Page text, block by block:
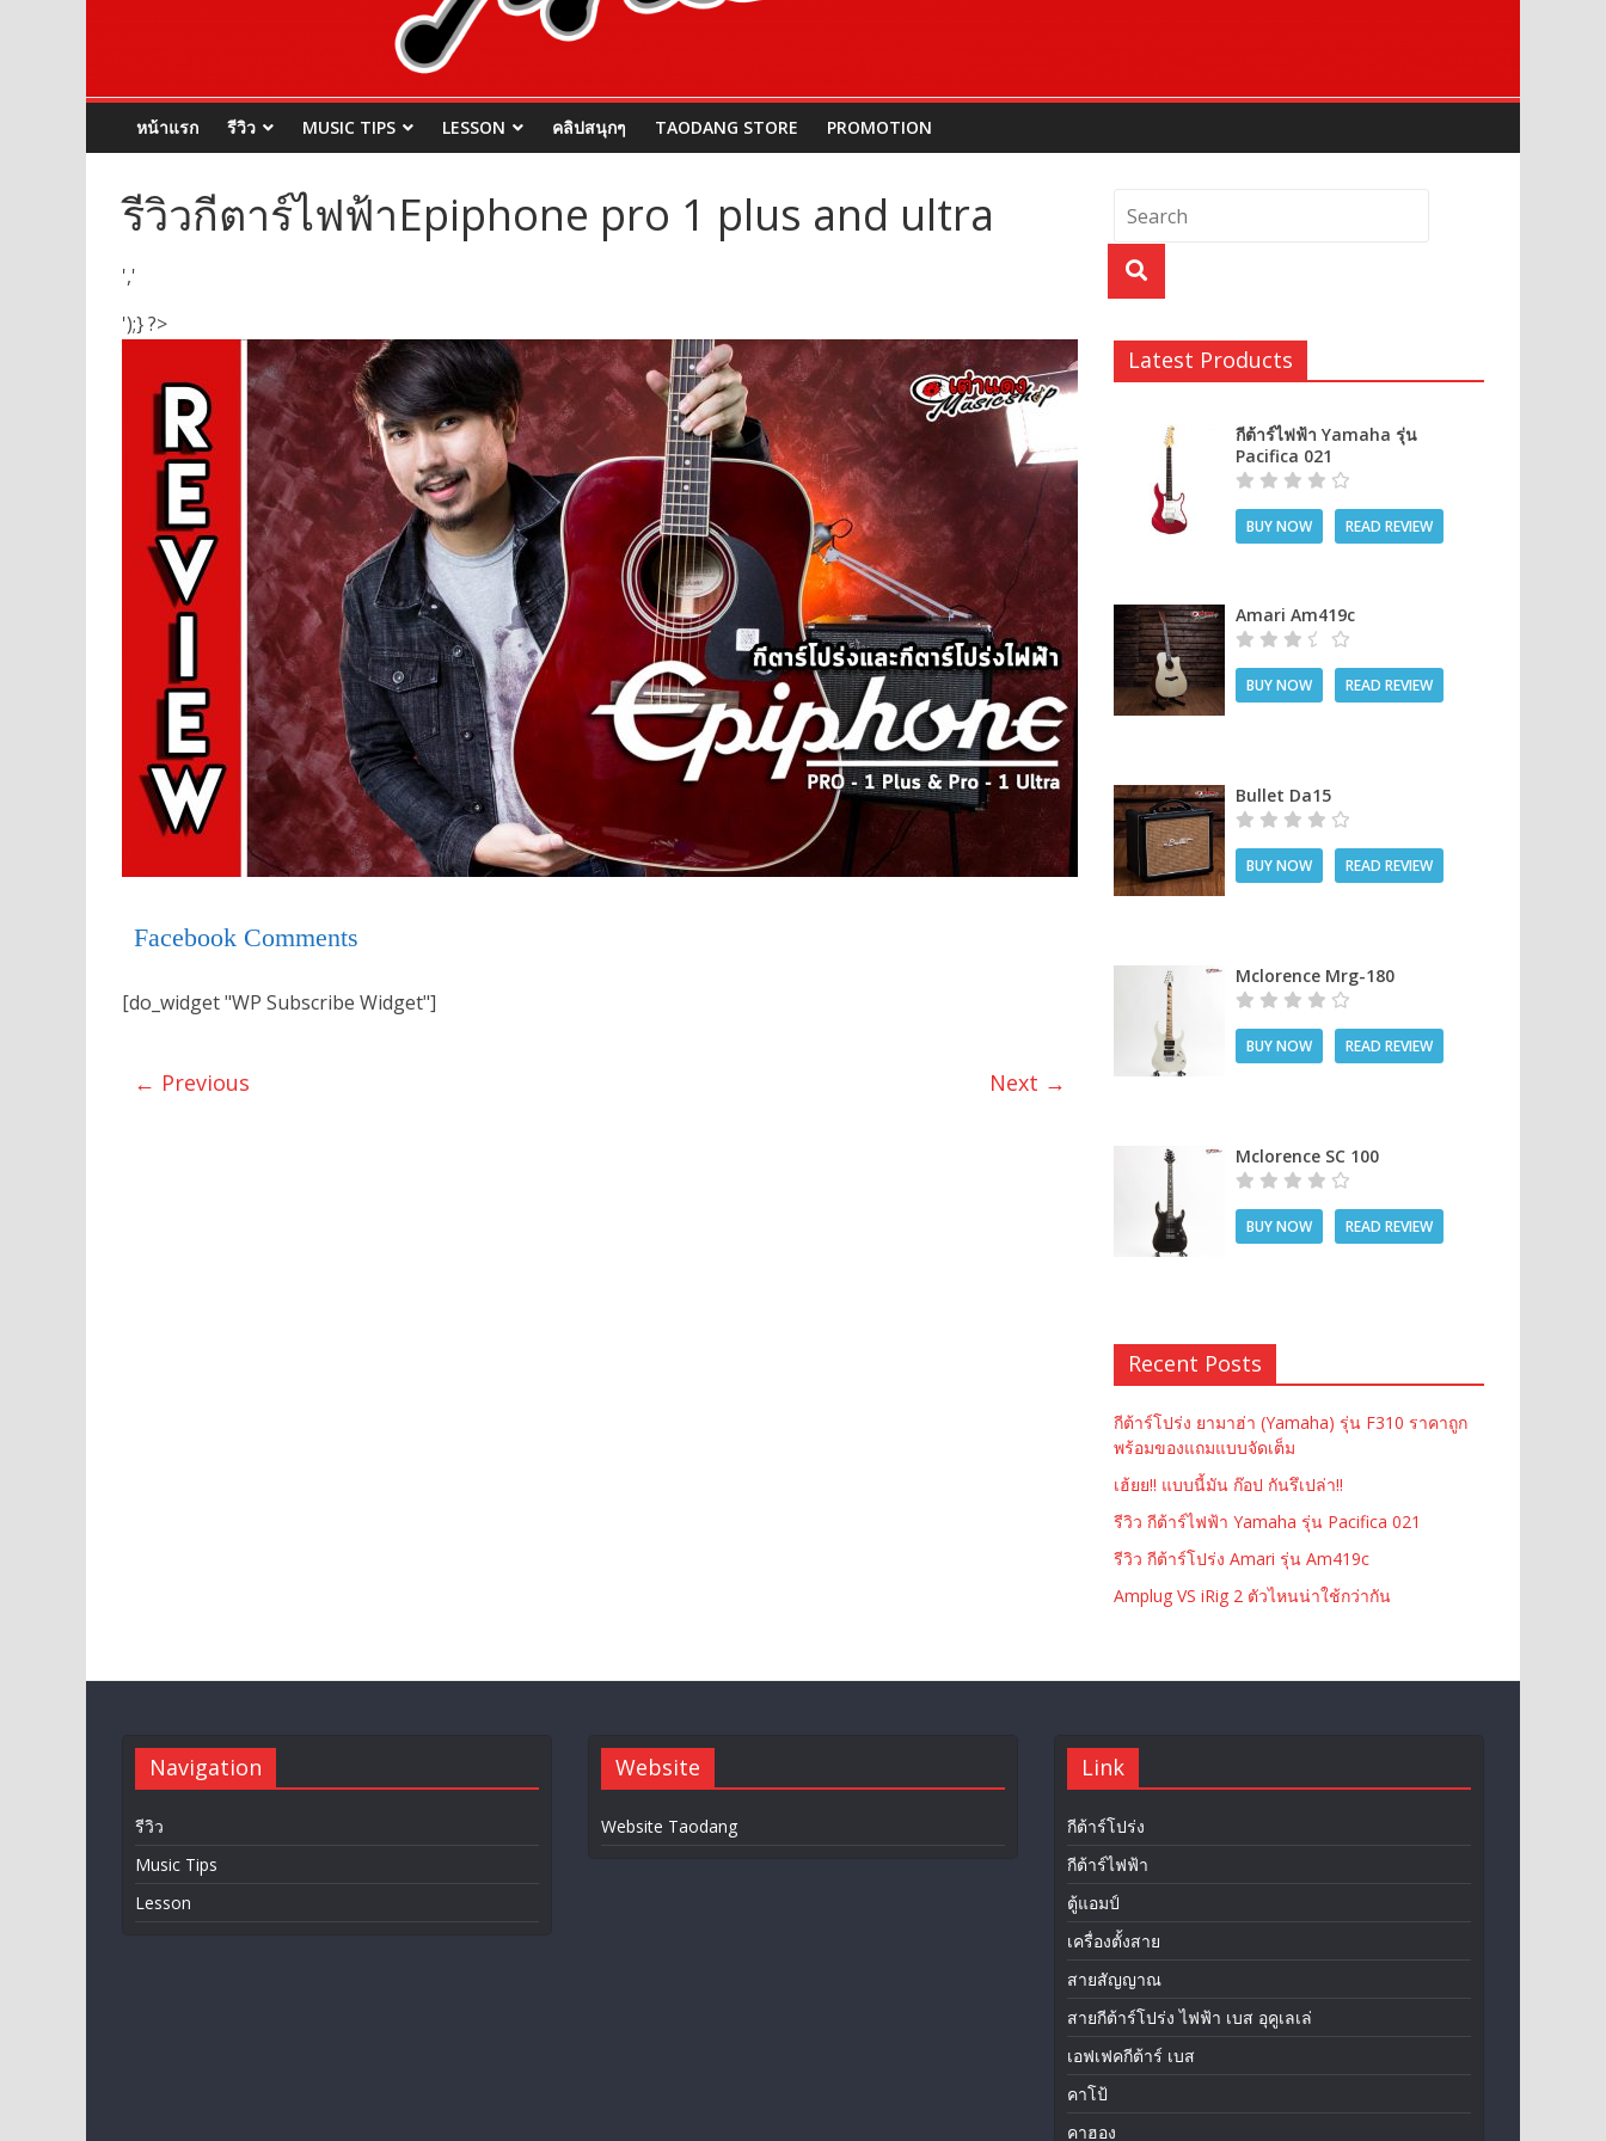
หน้าแรก รีวิว MUSIC TIPS LESSON คลิปสนุกๆ TAODANG STORE PROMOTION
รีวิวกีตาร์ไฟฟ้าEpiphone pro 1 plus and ultra
','
');} ?>
Facebook Comments
[do_widget "WP Subscribe Widget"]
← Previous Next →
Latest Products
กีต้าร์ไฟฟ้า Yamaha รุ่น
Pacifica 021
BUY NOW READ REVIEW
Amari Am419c
BUY NOW READ REVIEW
Bullet Da15
BUY NOW READ REVIEW
Mclorence Mrg-180
BUY NOW READ REVIEW
Mclorence SC 100
BUY NOW READ REVIEW
Recent Posts
กีต้าร์โปร่ง ยามาฮ่า (Yamaha) รุ่น F310 ราคาถูก
พร้อมของแถมแบบจัดเต็ม
เฮ้ยย!! แบบนี้มัน ก๊อป กันรึเปล่า!!
รีวิว กีต้าร์ไฟฟ้า Yamaha รุ่น Pacifica 021
รีวิว กีต้าร์โปร่ง Amari รุ่น Am419c
Amplug VS iRig 2 ตัวไหนน่าใช้กว่ากัน
Navigation
รีวิว
Music Tips
Lesson
Website
Website Taodang
Link
กีต้าร์โปร่ง
กีต้าร์ไฟฟ้า
ตู้แอมป์
เครื่องตั้งสาย
สายสัญญาณ
สายกีต้าร์โปร่ง ไฟฟ้า เบส อุคูเลเล่
เอฟเฟคกีต้าร์ เบส
คาโป้
คาฮอง